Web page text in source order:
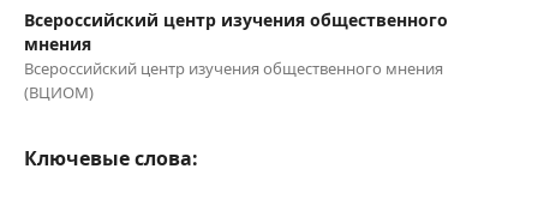
Всероссийский центр изучения общественного
мнения
Всероссийский центр изучения общественного мнения
(ВЦИОМ)
Ключевые слова: